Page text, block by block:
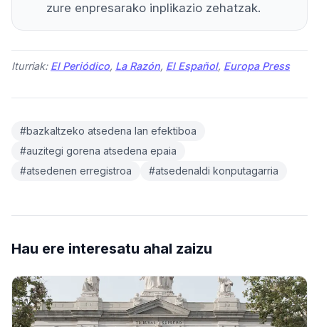
zure enpresarako inplikazio zehatzak.
Iturriak: El Periódico, La Razón, El Español, Europa Press
#bazkaltzeko atsedena lan efektiboa
#auzitegi gorena atsedena epaia
#atsedenen erregistroa
#atsedenaldi konputagarria
Hau ere interesatu ahal zaizu